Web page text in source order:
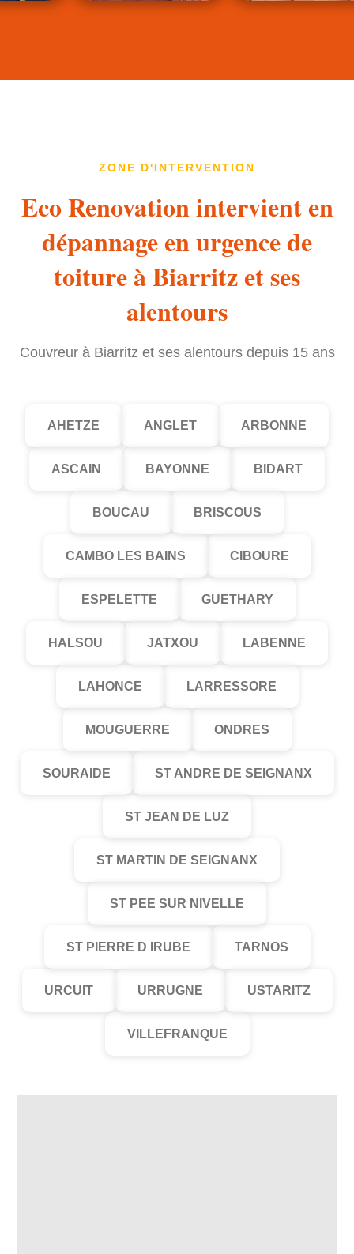
ZONE D'INTERVENTION
Eco Renovation intervient en
dépannage en urgence de
toiture à Biarritz et ses
alentours
Couvreur à Biarritz et ses alentours depuis 15 ans
AHETZE ANGLET ARBONNE
ASCAIN BAYONNE BIDART
BOUCAU BRISCOUS
CAMBO LES BAINS CIBOURE
ESPELETTE GUETHARY
HALSOU JATXOU LABENNE
LAHONCE LARRESSORE
MOUGUERRE ONDRES
SOURAIDE ST ANDRE DE SEIGNANX
ST JEAN DE LUZ
ST MARTIN DE SEIGNANX
ST PEE SUR NIVELLE
ST PIERRE D IRUBE TARNOS
URCUIT URRUGNE USTARITZ
VILLEFRANQUE